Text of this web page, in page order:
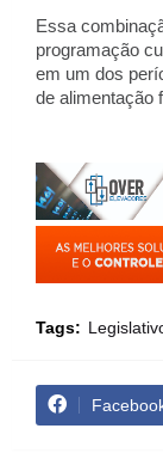
Essa
programação
em um dos
de alimentação
Tags: